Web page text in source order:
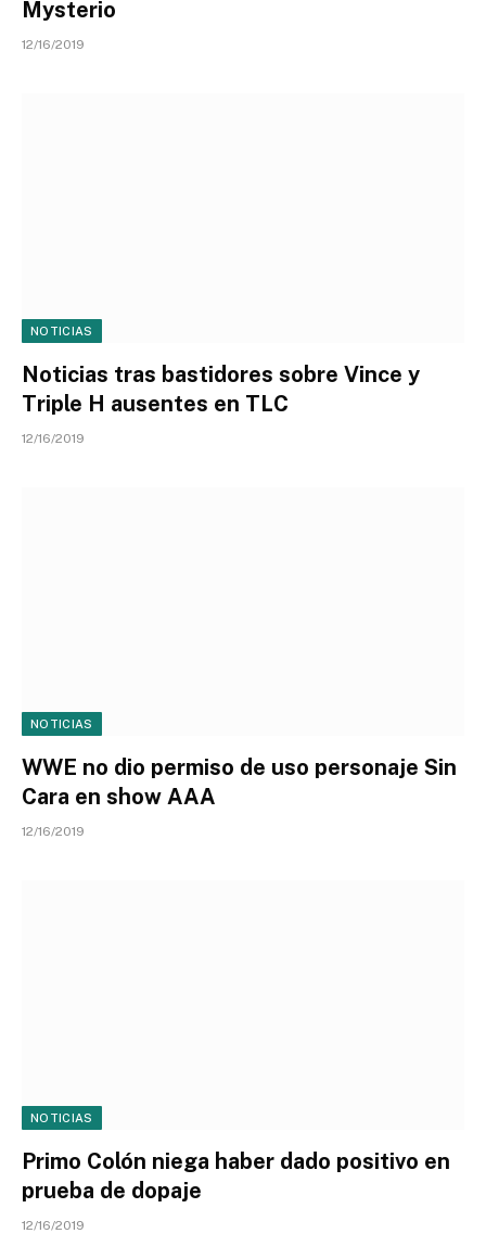
Mysterio
12/16/2019
NOTICIAS
Noticias tras bastidores sobre Vince y
Triple H ausentes en TLC
12/16/2019
NOTICIAS
WWE no dio permiso de uso personaje Sin
Cara en show AAA
12/16/2019
NOTICIAS
Primo Colón niega haber dado positivo en
prueba de dopaje
12/16/2019